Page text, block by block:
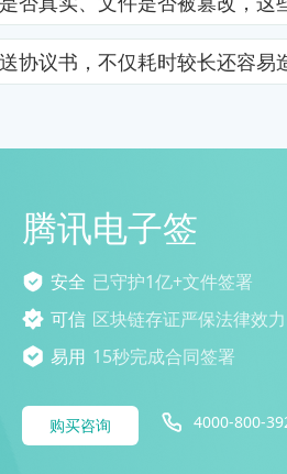
议书，不仅耗时较长还
腾讯电子签
安全 已守护1亿+文件签署
可信 区块链存证严保法律效力
易用 15秒完成合同签署
购买咨询 4000-800-